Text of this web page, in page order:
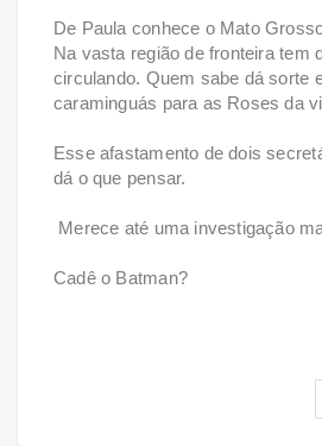
De Paula conhece o Mato
Na vasta região de fronteira tem
circulando. Quem sabe dá sorte
caraminguás para as Roses da
Esse afastamento de dois
dá o que pensar.
Merece até uma investigação
Cadê o Batman?